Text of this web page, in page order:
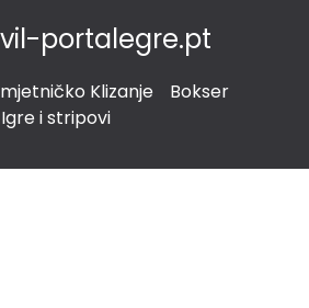
portalegre.pt
Klizanje
Bokser
Igre i stripovi